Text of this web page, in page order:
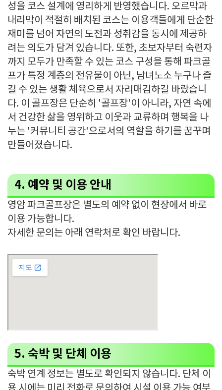
성을 코스 설계에 영리하게 반영했습니다. 오르막과
내리막이 적절히 배치된 코스는 이용객들에게 단순한
재미를 넘어 자연의 도전과 성취감을 동시에 제공하
려는 의도가 담겨 있습니다. 또한, 초보자부터 숙련자
까지 모두가 만족할 수 있는 코스 구성을 통해 파크골
프가 특정 계층의 전유물이 아닌, 남녀노소 누구나 즐
길 수 있는 생활 체육으로서 자리매김하길 바랐습니
다. 이 골프장은 단순히 '골프장'이 아니라, 자연 속에
서 건강한 삶을 영위하고 이웃과 교류하며 행복을 나
누는 '커뮤니티 공간'으로서의 역할을 하기를 꿈꾸며
만들어졌습니다.
4. 예약 및 이용 안내
영암 파크골프장은 별도의 예약 없이 현장에서 바로
이용 가능합니다.
자세한 문의는 아래 연락처로 확인 바랍니다.
5. 숙박 및 단체 이용
숙박 연계 정보는 별도로 확인되지 않습니다. 단체 이